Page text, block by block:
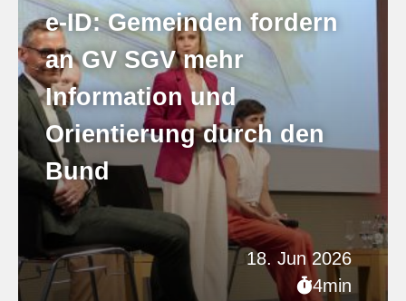
18. Jun 2026
4min
e-ID: Gemeinden fordern
an GV SGV mehr
Information und
Orientierung durch den
Bund